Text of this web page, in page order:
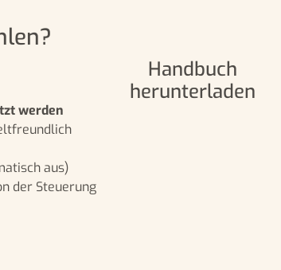
werden
aus)
der Steuerung
Handbuch
herunterladen